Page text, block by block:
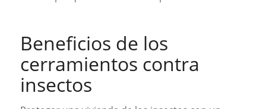
Beneficios de los
cerramientos contra
insectos